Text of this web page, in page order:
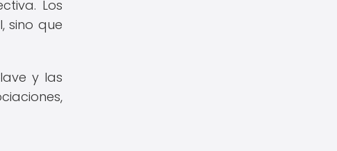
Los
sino que
y las